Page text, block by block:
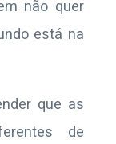
não quer
está na
que as
de